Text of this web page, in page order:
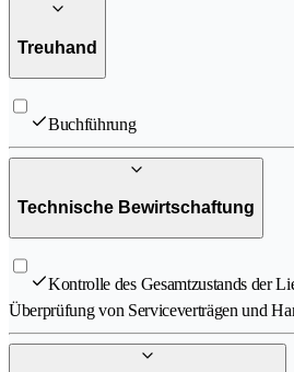
Treuhand
Buchführung
Technische Bewirtschaftung
Kontrolle des Gesamtzustands der
Überprüfung von Serviceverträgen und